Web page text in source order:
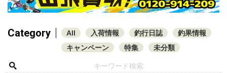
Category All 入荷情報 釣行日誌
釣果情報
キャンペーン
特集 未分類